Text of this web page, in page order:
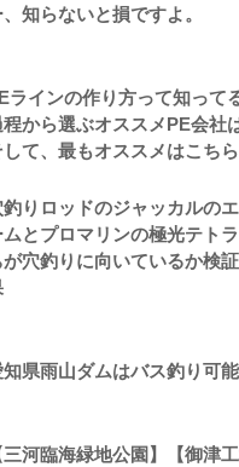
、知らないと損ですよ。
ラインの作り方って知って
から選ぶオススメPE会社
して、最もオススメはこちら
釣りロッドのジャッカルの
ムとプロマリンの極光テト
が穴釣りに向いているか検
知県雨山ダムはバス釣り可能
三河臨海緑地公園】【御津